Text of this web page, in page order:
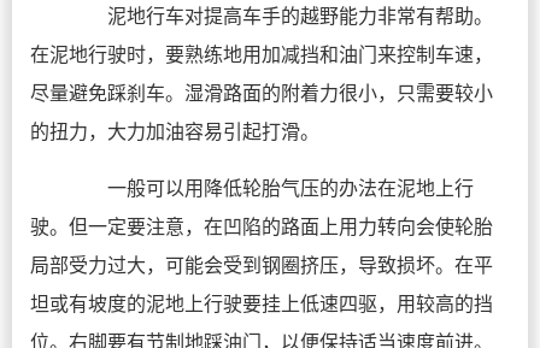
泥地行车对提高车手的越野能力非常有帮助。
在泥地行驶时，要熟练地用加减挡和油门来控制车速，
尽量避免踩刹车。湿滑路面的附着力很小，只需要较小
的扭力，大力加油容易引起打滑。
一般可以用降低轮胎气压的办法在泥地上行
驶。但一定要注意，在凹陷的路面上用力转向会使轮胎
局部受力过大，可能会受到钢圈挤压，导致损坏。在平
坦或有坡度的泥地上行驶要挂上低速四驱，用较高的挡
位。右脚要有节制地踩油门，以便保持适当速度前进。